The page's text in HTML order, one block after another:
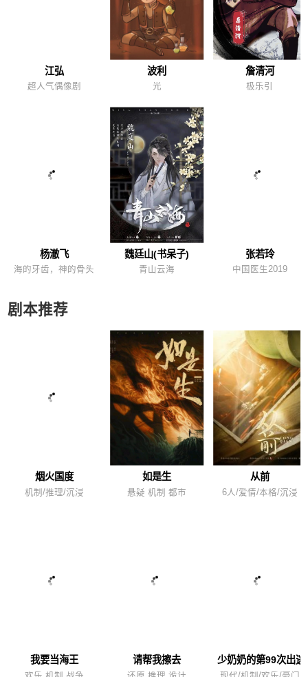
江弘
超人气偶像剧
波利
光
詹清河
极乐引
杨澈飞
海的牙齿，神的骨头
魏廷山(书呆子)
青山云海
张若玲
中国医生2019
剧本推荐
烟火国度
机制/推理/沉浸
如是生
悬疑 机制 都市
从前
6人/爱情/本格/沉浸
我要当海王 请帮我擦去 少奶奶的第99次出逃